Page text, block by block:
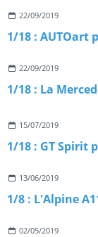
22/09/2019
1/18 : AUTOart
22/09/2019
1/18 : La
15/07/2019
1/18 : GT Spirit
13/06/2019
1/8 : L'Alpine
02/05/2019